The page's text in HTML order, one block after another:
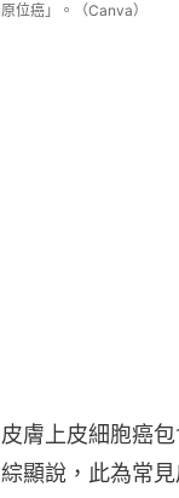
原位癌」。（Canva）
皮膚上皮細胞癌
綜顯說，此為常